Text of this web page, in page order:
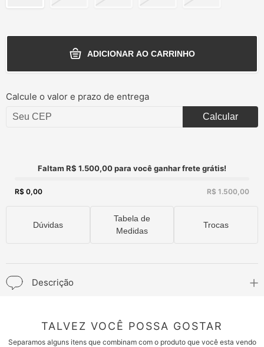
ADICIONAR AO CARRINHO
Calcule o valor e prazo de entrega
Calcular
Faltam R$ 1.500,00 para você ganhar frete grátis!
R$ 0,00 R$ 1.500,00
Dúvidas
Tabela de
Medidas
Trocas
Descrição
TALVEZ VOCÊ POSSA GOSTAR
Separamos alguns itens que combinam com o produto que você esta vendo